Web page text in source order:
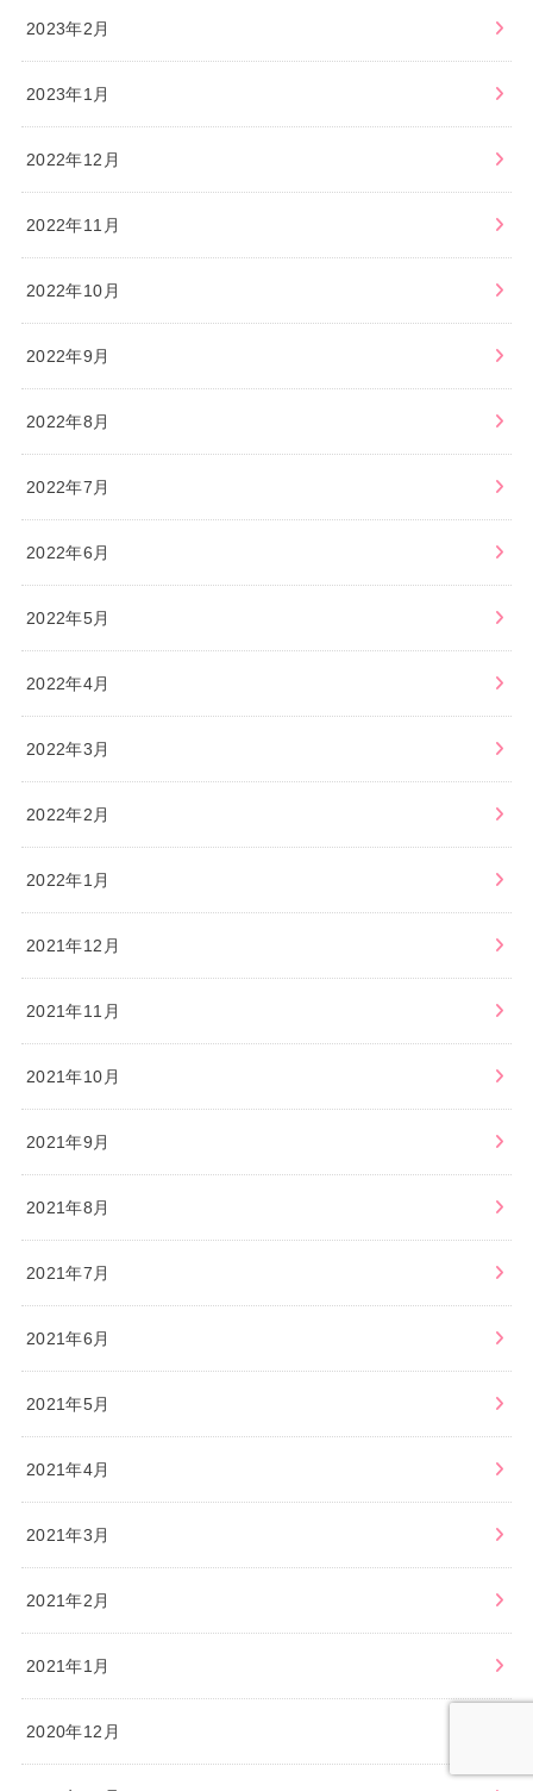
2023年2月
2023年1月
2022年12月
2022年11月
2022年10月
2022年9月
2022年8月
2022年7月
2022年6月
2022年5月
2022年4月
2022年3月
2022年2月
2022年1月
2021年12月
2021年11月
2021年10月
2021年9月
2021年8月
2021年7月
2021年6月
2021年5月
2021年4月
2021年3月
2021年2月
2021年1月
2020年12月